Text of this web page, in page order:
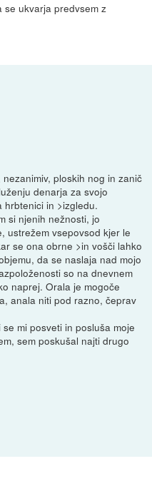
se ukvarja predvsem z
ploskih nog in zanič
denarja za svojo
hrbtenici in >izgledu.
si njenih nežnosti, jo
ustrežem vsepovsod kjer le
se ona obrne >in vošči lahko
da se naslaja nad mojo
so na dnevnem
naprej. Orala je mogoče
anala niti pod razno, čeprav
mi posveti in posluša moje
sem poskušal najti drugo